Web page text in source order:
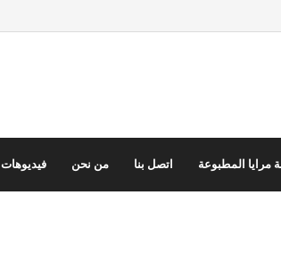
مرايا المطبوعة اتصل بنا من نحن فيديوهات